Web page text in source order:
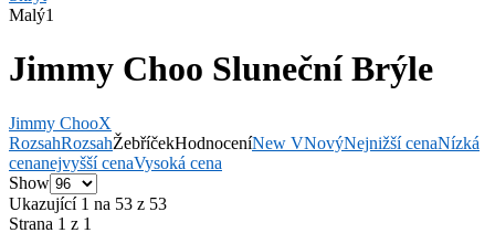
Malý1
Jimmy Choo Sluneční Brýle
Jimmy ChooX
RozsahRozsahŽebříčekHodnoceníNew VNovýNejnižší cenaNízká
cenanejvyšší cenaVysoká cena
Show
Ukazující 1 na 53 z 53
Strana 1 z 1